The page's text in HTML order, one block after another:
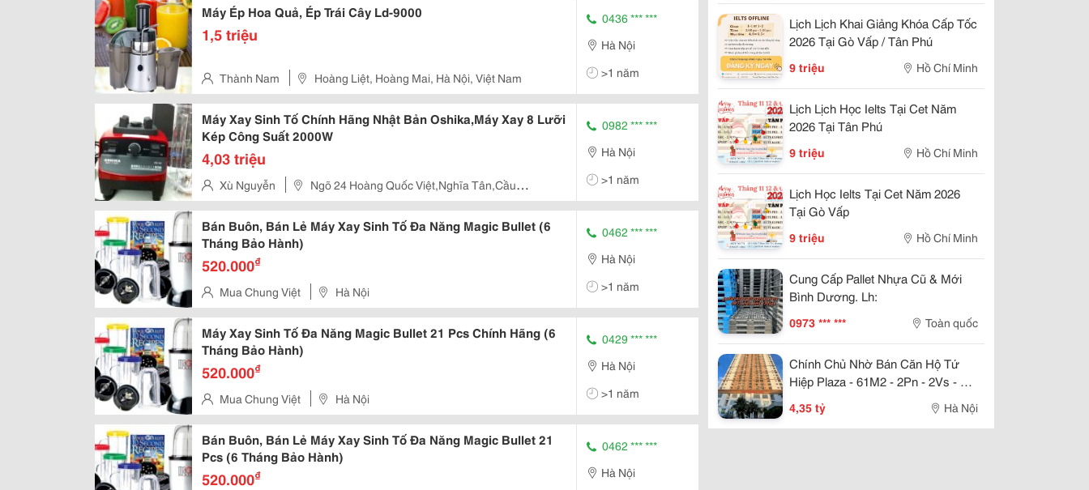
Máy Ép Hoa Quả, Ép Trái Cây Ld-9000
1,5 triệu
Thành Nam Hoàng Liệt, Hoàng Mai, Hà Nội, Việt Nam
0436 *** ***
Hà Nội
>1 năm
Máy Xay Sinh Tố Chính Hãng Nhật Bản Oshika,Máy Xay 8 Lưỡi
Kép Công Suất 2000W
4,03 triệu
Xù Nguyễn
Ngõ 24 Hoàng Quốc Việt,Nghĩa Tân,Cầu
Giấy,Hà Nội
0982 *** ***
Hà Nội
>1 năm
Bán Buôn, Bán Lẻ Máy Xay Sinh Tố Đa Năng Magic Bullet (6
Tháng Bảo Hành)
520.000₫
Mua Chung Việt Hà Nội
0462 *** ***
Hà Nội
>1 năm
Máy Xay Sinh Tố Đa Năng Magic Bullet 21 Pcs Chính Hãng (6
Tháng Bảo Hành)
520.000₫
Mua Chung Việt Hà Nội
0429 *** ***
Hà Nội
>1 năm
Bán Buôn, Bán Lẻ Máy Xay Sinh Tố Đa Năng Magic Bullet 21
Pcs (6 Tháng Bảo Hành)
520.000₫
0462 *** ***
Hà Nội
Lịch Lịch Khai Giảng Khóa Cấp Tốc
2026 Tại Gò Vấp / Tân Phú
9 triệu Hồ Chí Minh
Lịch Lịch Học Ielts Tại Cet Năm
2026 Tại Tân Phú
9 triệu Hồ Chí Minh
Lịch Học Ielts Tại Cet Năm 2026
Tại Gò Vấp
9 triệu Hồ Chí Minh
Cung Cấp Pallet Nhựa Cũ & Mới
Bình Dương. Lh:
0973 *** *** Toàn quốc
Chính Chủ Nhờ Bán Căn Hộ Tứ
Hiệp Plaza - 61M2 - 2Pn - 2Vs - Full
Nội Thất - Giá Chỉ Nhỉnh 4 Tỷ
4,35 tỷ Hà Nội